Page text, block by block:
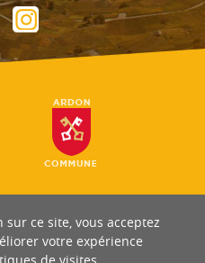
ce site, vous acceptez
votre expérience